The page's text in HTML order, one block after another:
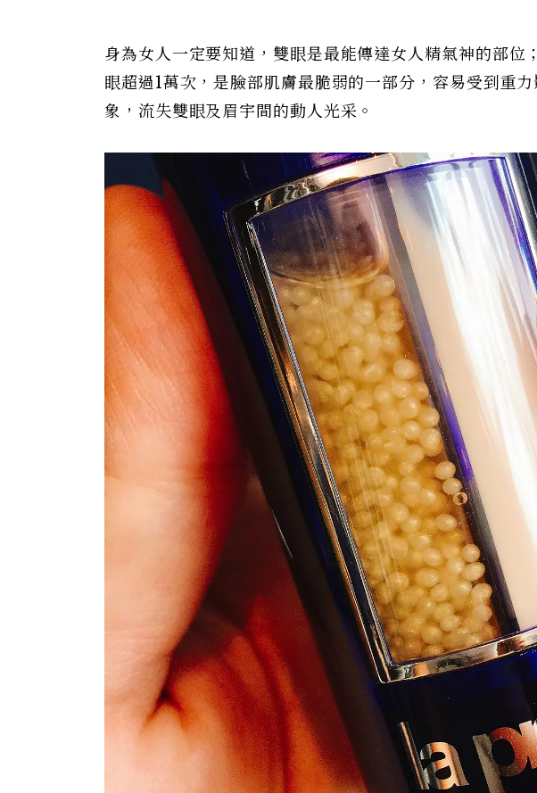
身為女人一定要知道，雙眼是最能傳達女人精氣神的部
眼超過1萬次，是臉部肌膚最脆弱的一部分，容易受到重
象，流失雙眼及眉宇間的動人光采。